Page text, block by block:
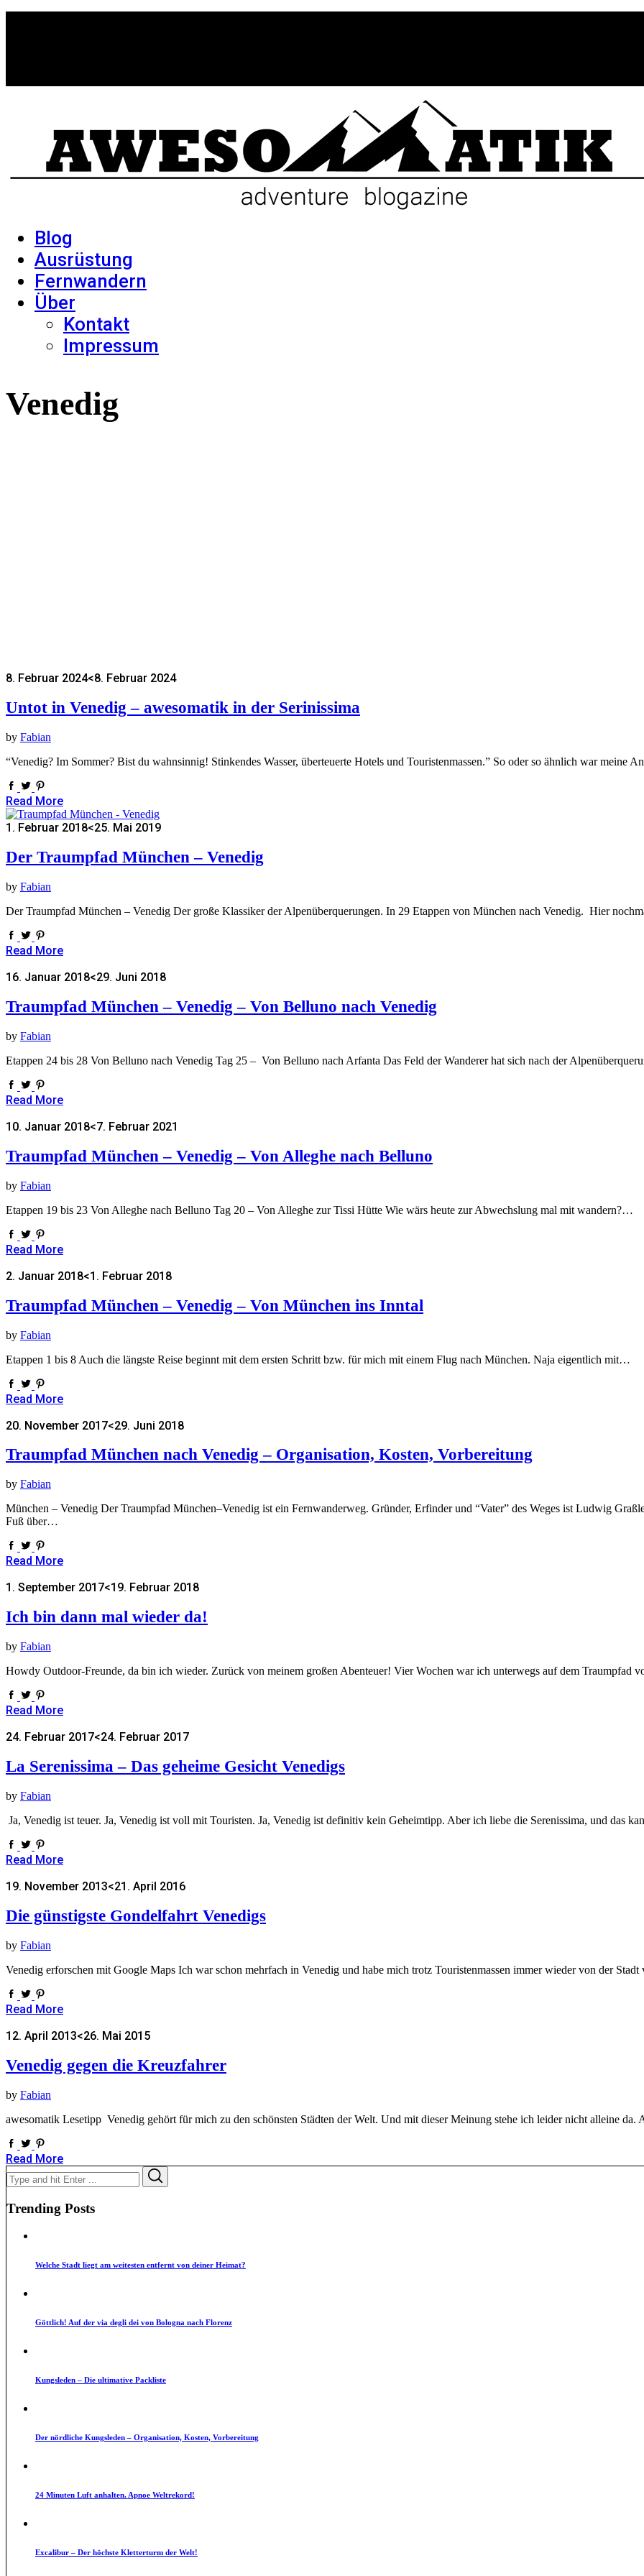
Blog
Ausrüstung
Fernwandern
Über
Kontakt
Impressum
Venedig
8. Februar 2024<8. Februar 2024
Untot in Venedig – awesomatik in der Serinissima
by Fabian
“Venedig? Im Sommer? Bist du wahnsinnig! Stinkendes Wasser, überteuerte Hotels und Touristenmassen.” So oder so ähnlich war meine
Read More
1. Februar 2018<25. Mai 2019
Der Traumpfad München – Venedig
by Fabian
Der Traumpfad München – Venedig Der große Klassiker der Alpenüberquerungen. In 29 Etappen von München nach Venedig. Hier
Read More
16. Januar 2018<29. Juni 2018
Traumpfad München – Venedig – Von Belluno nach Venedig
by Fabian
Etappen 24 bis 28 Von Belluno nach Venedig Tag 25 – Von Belluno nach Arfanta Das Feld der Wanderer hat sich nach der
Read More
10. Januar 2018<7. Februar 2021
Traumpfad München – Venedig – Von Alleghe nach Belluno
by Fabian
Etappen 19 bis 23 Von Alleghe nach Belluno Tag 20 – Von Alleghe zur Tissi Hütte Wie wärs heute zur Abwechslung mal mit wandern?…
Read More
2. Januar 2018<1. Februar 2018
Traumpfad München – Venedig – Von München ins Inntal
by Fabian
Etappen 1 bis 8 Auch die längste Reise beginnt mit dem ersten Schritt bzw. für mich mit einem Flug nach München. Naja eigentlich mit…
Read More
20. November 2017<29. Juni 2018
Traumpfad München nach Venedig – Organisation, Kosten, Vorbereitung
by Fabian
München – Venedig Der Traumpfad München–Venedig ist ein Fernwanderweg. Gründer, Erfinder und “Vater” des Weges ist Ludwig
Fuß über…
Read More
1. September 2017<19. Februar 2018
Ich bin dann mal wieder da!
by Fabian
Howdy Outdoor-Freunde, da bin ich wieder. Zurück von meinem großen Abenteuer! Vier Wochen war ich unterwegs auf dem Traumpfad
Read More
24. Februar 2017<24. Februar 2017
La Serenissima – Das geheime Gesicht Venedigs
by Fabian
Ja, Venedig ist teuer. Ja, Venedig ist voll mit Touristen. Ja, Venedig ist definitiv kein Geheimtipp. Aber ich liebe die Serenissima, und das
Read More
19. November 2013<21. April 2016
Die günstigste Gondelfahrt Venedigs
by Fabian
Venedig erforschen mit Google Maps Ich war schon mehrfach in Venedig und habe mich trotz Touristenmassen immer wieder von der
Read More
12. April 2013<26. Mai 2015
Venedig gegen die Kreuzfahrer
by Fabian
awesomatik Lesetipp Venedig gehört für mich zu den schönsten Städten der Welt. Und mit dieser Meinung stehe ich leider nicht alleine
Read More
Search
for:
Trending Posts
Welche Stadt liegt am weitesten entfernt von deiner Heimat?
Göttlich! Auf der via degli dei von Bologna nach Florenz
Kungsleden – Die ultimative Packliste
Der nördliche Kungsleden – Organisation, Kosten, Vorbereitung
24 Minuten Luft anhalten. Apnoe Weltrekord!
Excalibur – Der höchste Kletterturm der Welt!